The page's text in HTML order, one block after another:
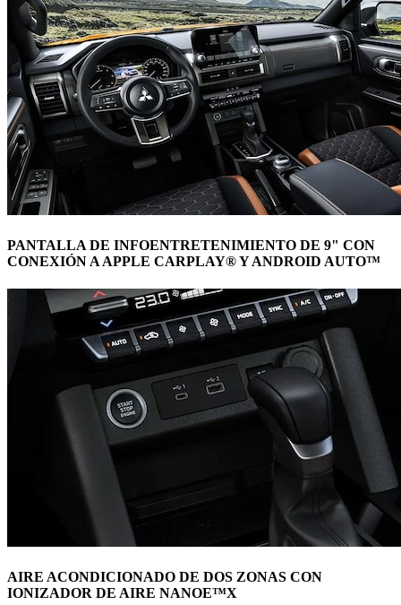
PANTALLA DE INFOENTRETENIMIENTO DE 9" CON
CONEXIÓN A APPLE CARPLAY® Y ANDROID AUTO™
AIRE ACONDICIONADO DE DOS ZONAS CON
IONIZADOR DE AIRE NANOE™X